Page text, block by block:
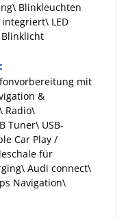
Blinkleuchten
LED
mit
&
Radio\
Tuner\ USB-
Car Play /
für
Audi connect\
Navigation\